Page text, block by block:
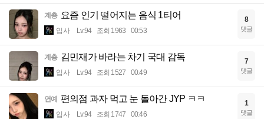
계층 요즘 인기 떨어지는 음식 1티어
입사 Lv.94 조회 1963 00:53
8
댓글
계층 김민재가 바라는 차기 국대 감독
입사 Lv.94 조회 1527 00:49
7
댓글
연예 편의점 과자 먹고 눈 돌아간 JYP ㅋㅋ
입사 Lv.94 조회 1747 00:46
1
댓글